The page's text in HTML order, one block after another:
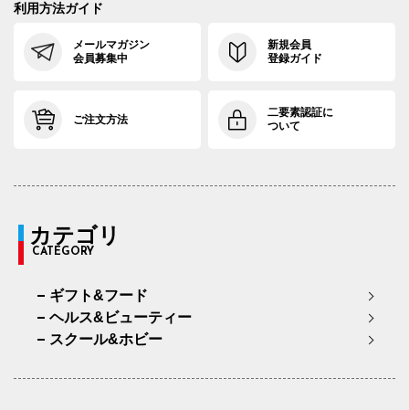
利用方法ガイド
メールマガジン
会員募集中
新規会員
登録ガイド
ご注文方法
二要素認証に
ついて
カテゴリ
CATEGORY
ギフト&フード
ヘルス&ビューティー
スクール&ホビー